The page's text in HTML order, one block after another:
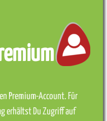
Premium-Account. Für
erhältst Du Zugriff auf